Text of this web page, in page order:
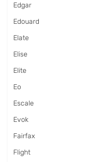
Edgar
Edouard
Elate
Elise
Elite
Eo
Escale
Evok
Fairfax
Flight